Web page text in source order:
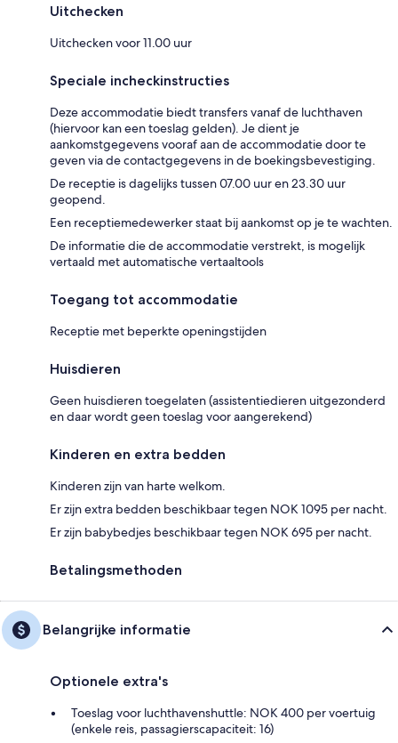
Uitchecken
Uitchecken voor 11.00 uur
Speciale incheckinstructies
Deze accommodatie biedt transfers vanaf de luchthaven
(hiervoor kan een toeslag gelden). Je dient je
aankomstgegevens vooraf aan de accommodatie door te
geven via de contactgegevens in de boekingsbevestiging.
De receptie is dagelijks tussen 07.00 uur en 23.30 uur
geopend.
Een receptiemedewerker staat bij aankomst op je te wachten.
De informatie die de accommodatie verstrekt, is mogelijk
vertaald met automatische vertaaltools
Toegang tot accommodatie
Receptie met beperkte openingstijden
Huisdieren
Geen huisdieren toegelaten (assistentiedieren uitgezonderd
en daar wordt geen toeslag voor aangerekend)
Kinderen en extra bedden
Kinderen zijn van harte welkom.
Er zijn extra bedden beschikbaar tegen NOK 1095 per nacht.
Er zijn babybedjes beschikbaar tegen NOK 695 per nacht.
Betalingsmethoden
Belangrijke informatie
Optionele extra's
Toeslag voor luchthavenshuttle: NOK 400 per voertuig
(enkele reis, passagierscapaciteit: 16)